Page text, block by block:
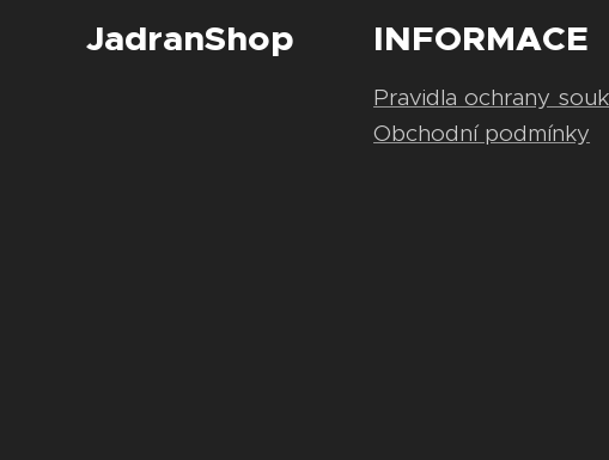
JadranShop INFORMACE
Pravidla ochrany
Obchodní podmínky